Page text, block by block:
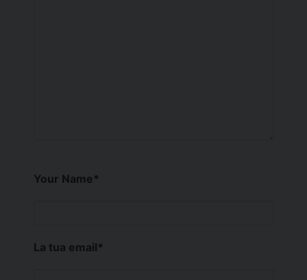
Your Name*
La tua email*